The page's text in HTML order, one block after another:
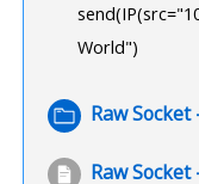
World")
Raw
Raw